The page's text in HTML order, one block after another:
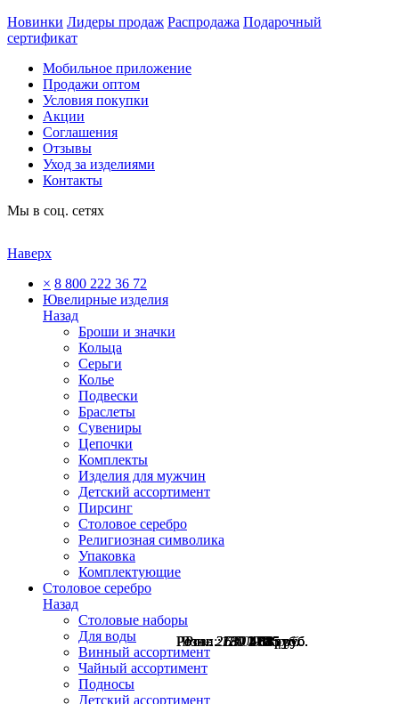
Розн.:2180 1 635руб.
Розн.:2180 1 635руб.
Розн.:2780 2 085руб.
Розн.:630 473руб.
Розн.:1250 938руб.
Розн.:630 473руб.
Новинки Лидеры продаж Распродажа Подарочный
сертификат
Мобильное приложение
Продажи оптом
Условия покупки
Акции
Соглашения
Отзывы
Уход за изделиями
Контакты
Мы в соц. сетях
Наверх
× 8 800 222 36 72
Ювелирные изделия
Назад
Броши и значки
Кольца
Серьги
Колье
Подвески
Браслеты
Сувениры
Цепочки
Комплекты
Изделия для мужчин
Детский ассортимент
Пирсинг
Столовое серебро
Религиозная символика
Упаковка
Комплектующие
Столовое серебро
Назад
Столовые наборы
Для воды
Винный ассортимент
Чайный ассортимент
Подносы
Детский ассортимент